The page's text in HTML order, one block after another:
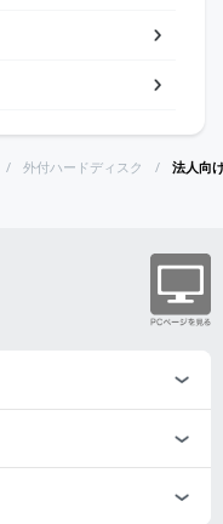
外付ハードディスク 法人向